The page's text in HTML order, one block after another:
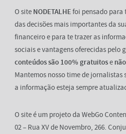
O site NODETALHEfoi pensado para
das decisões mais importantes da
financeiro e para te trazer as
sociais e vantagens oferecidas pelo
conteúdos são 100% gratuitose
Mantemos nosso time de jornalistas
a informação esteja sempre
O site é um projeto da WebGo
02 – Rua XV de Novembro, 266.